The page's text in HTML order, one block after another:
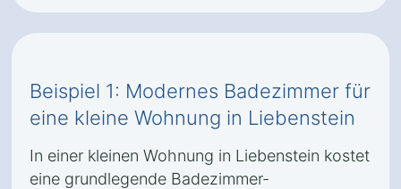
Beispiel 1: Modernes Badezimmer für
eine kleine Wohnung in Liebenstein
In einer kleinen Wohnung in Liebenstein kostet
eine grundlegende Badezimmer-